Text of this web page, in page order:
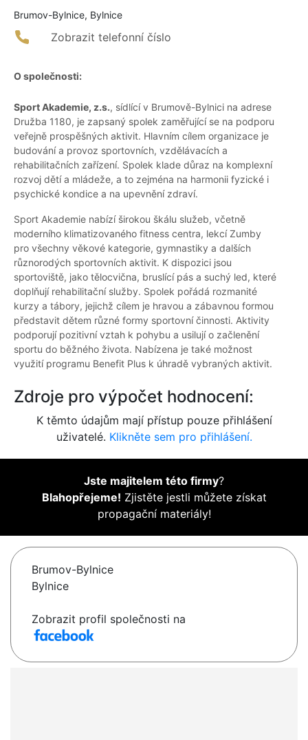
Brumov-Bylnice, Bylnice
Zobrazit telefonní číslo
O společnosti:
Sport Akademie, z.s., sídlící v Brumově-Bylnici na adrese
Družba 1180, je zapsaný spolek zaměřující se na podporu
veřejně prospěšných aktivit. Hlavním cílem organizace je
budování a provoz sportovních, vzdělávacích a
rehabilitačních zařízení. Spolek klade důraz na komplexní
rozvoj dětí a mládeže, a to zejména na harmonii fyzické i
psychické kondice a na upevnění zdraví.
Sport Akademie nabízí širokou škálu služeb, včetně
moderního klimatizovaného fitness centra, lekcí Zumby
pro všechny věkové kategorie, gymnastiky a dalších
různorodých sportovních aktivit. K dispozici jsou
sportoviště, jako tělocvična, bruslící pás a suchý led, které
doplňují rehabilitační služby. Spolek pořádá rozmanité
kurzy a tábory, jejichž cílem je hravou a zábavnou formou
představit dětem různé formy sportovní činnosti. Aktivity
podporují pozitivní vztah k pohybu a usilují o začlenění
sportu do běžného života. Nabízena je také možnost
využití programu Benefit Plus k úhradě vybraných aktivit.
Zdroje pro výpočet hodnocení:
K těmto údajům mají přístup pouze přihlášení
uživatelé. Klikněte sem pro přihlášení.
Jste majitelem této firmy?
Blahopřejeme! Zjistěte jestli můžete získat
propagační materiály!
Brumov-Bylnice
Bylnice
Zobrazit profil společnosti na